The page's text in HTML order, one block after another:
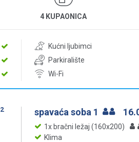
4 KUPAONICA
Kućni ljubimci
Parkiralište
Wi-Fi
2 spavaća soba 1
1x bračni ležaj (160x200)
Klima